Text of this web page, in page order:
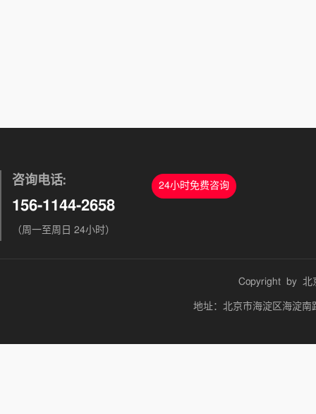
咨询电话:
156-1144-2658
（周一至周日 24小时）
24小时免费咨询
Copyright by 北
地址：北京市海淀区海淀